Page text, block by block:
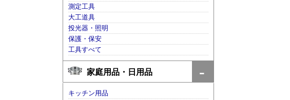
測定工具
大工道具
投光器・照明
保護・保安
工具すべて
家庭用品・日用品
キッチン用品